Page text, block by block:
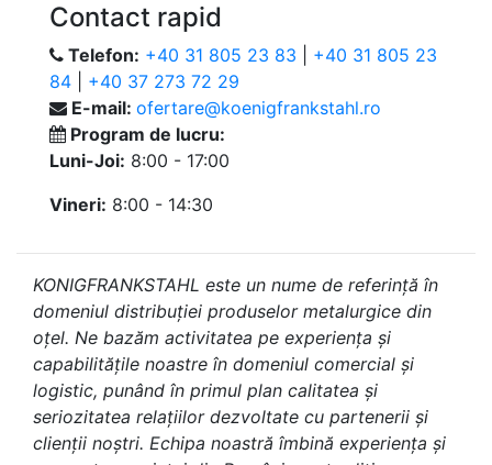
Contact rapid
Telefon: +40 31 805 23 83
+40 31 805 23
84
+40 37 273 72 29
E-mail: ofertare@koenigfrankstahl.ro
Program de lucru:
Luni-Joi: 8:00 - 17:00
Vineri: 8:00 - 14:30
KONIGFRANKSTAHL este un nume de referință în
domeniul distribuției produselor metalurgice din
oțel. Ne bazăm activitatea pe experiența și
capabilitățile noastre în domeniul comercial și
logistic, punând în primul plan calitatea și
seriozitatea relațiilor dezvoltate cu partenerii și
clienții noștri. Echipa noastră îmbină experiența și